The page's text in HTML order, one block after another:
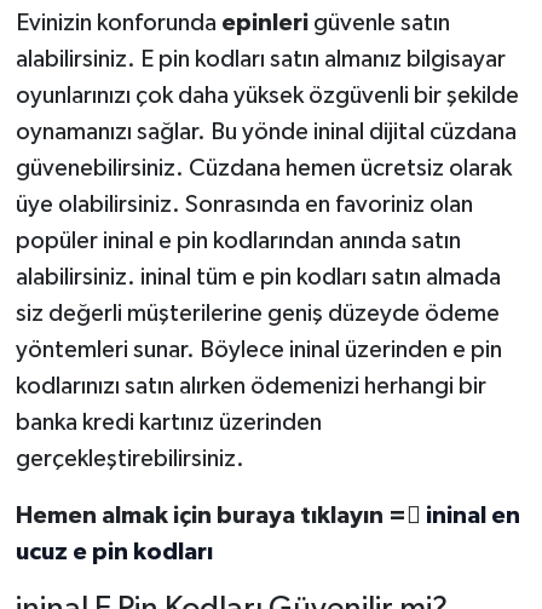
Evinizin konforunda epinleri güvenle satın
alabilirsiniz. E pin kodları satın almanız bilgisayar
oyunlarınızı çok daha yüksek özgüvenli bir şekilde
oynamanızı sağlar. Bu yönde ininal dijital cüzdana
güvenebilirsiniz. Cüzdana hemen ücretsiz olarak
üye olabilirsiniz. Sonrasında en favoriniz olan
popüler ininal e pin kodlarından anında satın
alabilirsiniz. ininal tüm e pin kodları satın almada
siz değerli müşterilerine geniş düzeyde ödeme
yöntemleri sunar. Böylece ininal üzerinden e pin
kodlarınızı satın alırken ödemenizi herhangi bir
banka kredi kartınız üzerinden
gerçekleştirebilirsiniz.
Hemen almak için buraya tıklayın =  ininal en
ucuz e pin kodları